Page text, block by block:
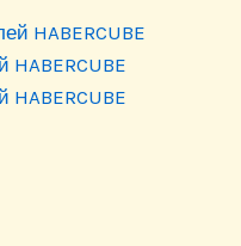
HABERCUBE
HABERCUBE